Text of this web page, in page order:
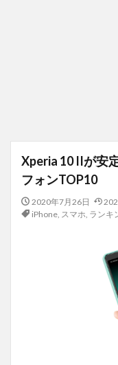
Xperia 10 IIが安
フォンTOP10
2020年7月26日
iPhone, スマホ, ランキ